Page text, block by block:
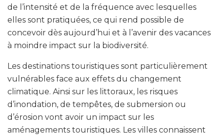
de l’intensité et de la fréquence avec lesquelles
elles sont pratiquées, ce qui rend possible de
concevoir dès aujourd’hui et à l’avenir des vacances
à moindre impact sur la biodiversité.
Les destinations touristiques sont particulièrement
vulnérables face aux effets du changement
climatique. Ainsi sur les littoraux, les risques
d’inondation, de tempêtes, de submersion ou
d’érosion vont avoir un impact sur les
aménagements touristiques. Les villes connaissent